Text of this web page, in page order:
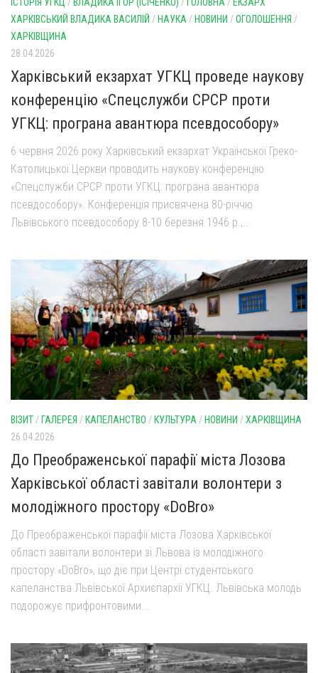
ХАРКІВСЬКИЙ ВЛАДИКА ВАСИЛІЙ / НАУКА / НОВИНИ /ОГОЛОШЕННЯ /
ХАРКІВЩИНА
28.04.2026
Харківський екзархат УГКЦ проведе наукову
конференцію «Спецслужби СРСР проти
УГКЦ: програна авантюра псевдособору»
6 червня 2026 року Харківський екзархат Української Греко-
Католицької Церкви проводить наукову конференцію
«Спецслужби СРСР проти УГКЦ: програна авантюра
псевдособору». Конференція присвячена 80-річчю
Львівського псевдособору 8-10 березня 1946 р.,...
ВІЗИТ / ГАЛЕРЕЯ / КАПЕЛАНСТВО / КУЛЬТУРА / НОВИНИ /ХАРКІВЩИНА
26.04.2026
До Преображенської парафії міста Лозова
Харківської області завітали волонтери з
молодіжного простору «DoBro»
До Преображенської парафії міста Лозова Харківської
області завітали волонтери зі Львова із молодіжного
простору «DoBro», що діє при Центрі студентського
капеланства Львівської Архиєпархії УГКЦ. Львівська молодь
подорожує прифронтовими...